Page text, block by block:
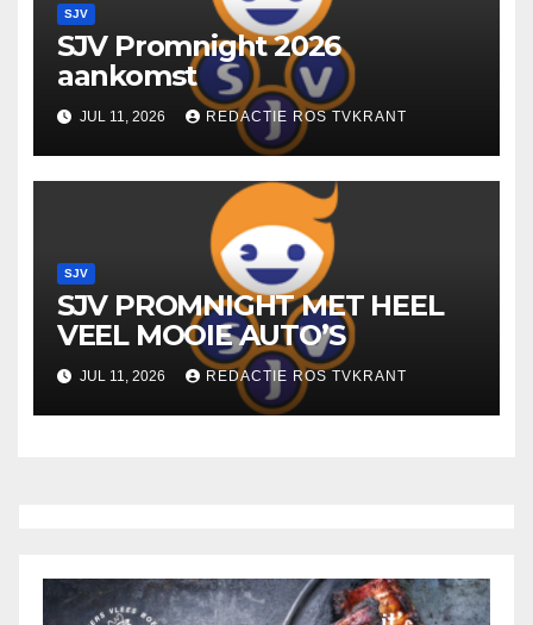
SJV
SJV Promnight 2026
aankomst
JUL 11, 2026 REDACTIE ROS TVKRANT
SJV
SJV PROMNIGHT MET HEEL
VEEL MOOIE AUTO’S
JUL 11, 2026 REDACTIE ROS TVKRANT